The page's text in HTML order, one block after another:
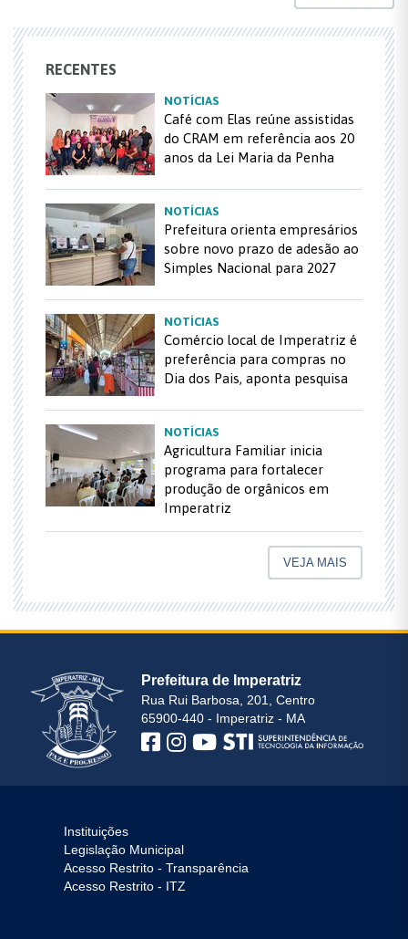
RECENTES
NOTÍCIAS
Café com Elas reúne assistidas
do CRAM em referência aos 20
anos da Lei Maria da Penha
NOTÍCIAS
Prefeitura orienta empresários
sobre novo prazo de adesão ao
Simples Nacional para 2027
NOTÍCIAS
Comércio local de Imperatriz é
preferência para compras no
Dia dos Pais, aponta pesquisa
NOTÍCIAS
Agricultura Familiar inicia
programa para fortalecer
produção de orgânicos em
Imperatriz
VEJA MAIS
Prefeitura de Imperatriz
Rua Rui Barbosa, 201, Centro
65900-440 - Imperatriz - MA
Instituições
Legislação Municipal
Acesso Restrito - Transparência
Acesso Restrito - ITZ